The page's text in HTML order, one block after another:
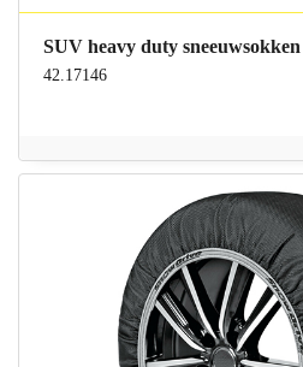
SUV heavy duty
42.17146